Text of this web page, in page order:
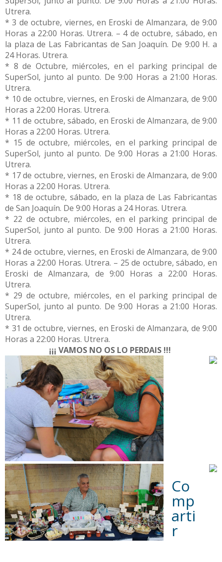
Utrera.
* 3 de octubre, viernes, en Eroski de Almanzara, de 9:00
Horas a 22:00 Horas. Utrera. – 4 de octubre, sábado, en
la plaza de Las Fabricantas de San Joaquín. De 9:00 H. a
24 Horas. Utrera.
* 8 de Octubre, miércoles, en el parking principal de
SuperSol, junto al punto. De 9:00 Horas a 21:00 Horas.
Utrera.
* 10 de octubre, viernes, en Eroski de Almanzara, de 9:00
Horas a 22:00 Horas. Utrera.
* 11 de octubre, sábado, en Eroski de Almanzara, de 9:00
Horas a 22:00 Horas. Utrera.
* 15 de octubre, miércoles, en el parking principal de
SuperSol, junto al punto. De 9:00 Horas a 21:00 Horas.
Utrera.
* 17 de octubre, viernes, en Eroski de Almanzara, de 9:00
Horas a 22:00 Horas. Utrera.
* 18 de octubre, sábado, en la plaza de Las Fabricantas
de San Joaquín. De 9:00 Horas a 24 Horas. Utrera.
* 22 de octubre, miércoles, en el parking principal de
SuperSol, junto al punto. De 9:00 Horas a 21:00 Horas.
Utrera.
* 24 de octubre, viernes, en Eroski de Almanzara, de 9:00
Horas a 22:00 Horas. Utrera. – 25 de octubre, sábado, en
Eroski de Almanzara, de 9:00 Horas a 22:00 Horas.
Utrera.
* 29 de octubre, miércoles, en el parking principal de
SuperSol, junto al punto. De 9:00 Horas a 21:00 Horas.
Utrera.
* 31 de octubre, viernes, en Eroski de Almanzara, de 9:00
Horas a 22:00 Horas. Utrera.
¡¡¡ VAMOS NO OS LO PERDAIS !!!
Co
mp
arti
r